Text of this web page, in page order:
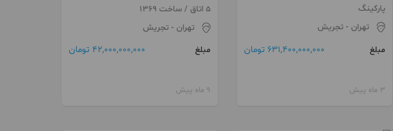
پارکینگ
تهران- تجریش
مبلغ
631,400,000,000 تومان
3 ماه پیش
۱۲۳متری
5 اتاق / ساخت 1369
تهران - تجریش
مبلغ
42,000,000,000 تومان
9 ماه پیش